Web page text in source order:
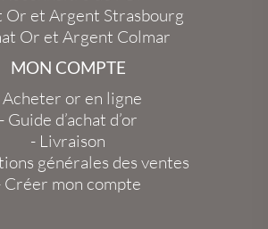
Or et Argent Strasbourg
Or et Argent Colmar
MON COMPTE
Acheter or en ligne
- Guide d’achat d’or
- Livraison
générales des ventes
Créer mon compte